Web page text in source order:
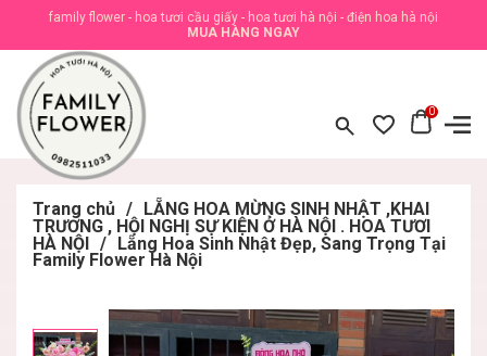
family flower - hoa tươi cầu giấy - hoa tươi hà nội - điện hoa hà nội
MUA HÀNG NGAY
0
Trang chủ / LẴNG HOA MỪNG SINH NHẬT ,KHAI
TRƯƠNG , HỘI NGHỊ SỰ KIỆN Ở HÀ NỘI . HOA TƯƠI
HÀ NỘI / Lẵng Hoa Sinh Nhật Đẹp, Sang Trọng Tại
Family Flower Hà Nội